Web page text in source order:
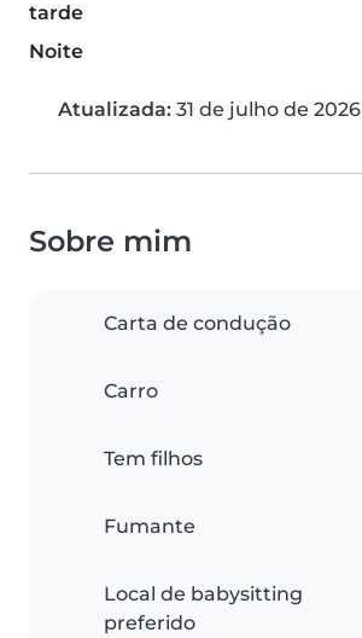
tarde
Noite
Atualizada: 31 de julho de 2026
Sobre mim
Carta de condução
Carro
Tem filhos
Fumante
Local de babysitting
preferido